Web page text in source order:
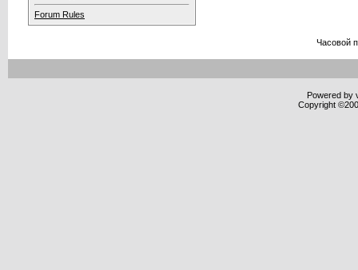
Forum Rules
Часовой
Powered by
Copyright